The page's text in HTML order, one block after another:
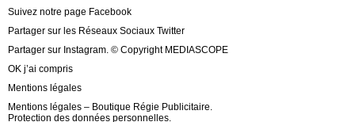
Suivez notre page Facebook
Partager sur les Réseaux Sociaux Twitter
Partager sur Instagram. © Copyright MEDIASCOPE
OK j’ai compris
Mentions légales
Mentions légales – Boutique Régie Publicitaire.
Protection des données personnelles.